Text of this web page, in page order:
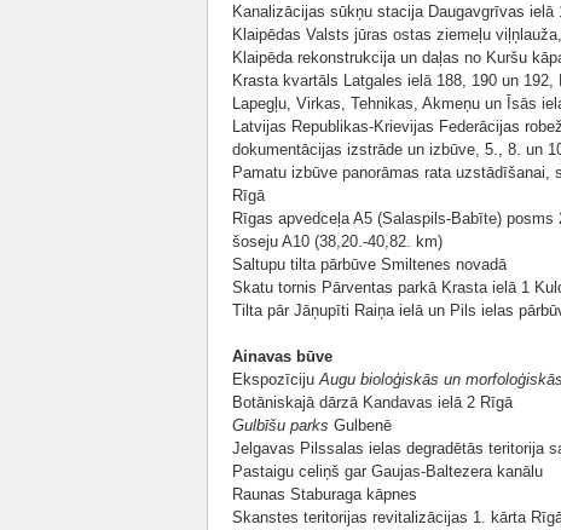
Kanalizācijas sūkņu stacija Daugavgrīvas ielā
Klaipēdas Valsts jūras ostas ziemeļu
Klaipēda rekonstrukcija un daļas no Kuršu
Krasta kvartāls Latgales ielā 188, 190 un
Lapegļu, Virkas, Tehnikas, Akmeņu un Īsās
Latvijas Republikas-Krievijas Federācijas
dokumentācijas izstrāde un izbūve, 5., 8. un
Pamatu izbūve panorāmas rata
Rīgā
Rīgas apvedceļa A5 (Salaspils-Babīte)
šoseju A10 (38,20.-40,82. km)
Saltupu tilta pārbūve Smiltenes novadā
Skatu tornis Pārventas parkā Krasta ielā 1
Tilta pār Jāņupīti Raiņa ielā un Pils ielas
Ainavas būve
EkspozīcijuAugu bioloģiskās un
Botāniskajā dārzā Kandavas ielā 2 Rīgā
Gulbīšu parks Gulbenē
Jelgavas Pilssalas ielas degradētās teritorija
Pastaigu celiņš gar Gaujas-Baltezera kanālu
Raunas Staburaga kāpnes
Skanstes teritorijas revitalizācijas 1. kārta